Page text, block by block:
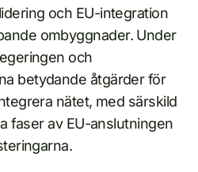
och EU-integration
ombyggnader. Under
och
betydande åtgärder för
nätet, med särskild
faser av EU-anslutningen